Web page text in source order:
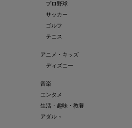
プロ野球
サッカー
ゴルフ
テニス
アニメ・キッズ
ディズニー
音楽
エンタメ
生活・趣味・教養
アダルト